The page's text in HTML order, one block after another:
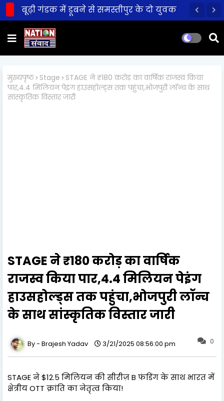
बूढ़ी गंडक में डूबने से समस्तीपुर के दो युवक
मुख्यपृष्ठ Stage
STAGE ने ₹180 करोड़ का वार्षिक राजस्व किया
पार,4.4 मिलियन पेइंग हाउसहोल्ड्स तक पहुंचा,भोजपुरी लॉन्च के साथ
सांस्कृतिक विस्तार जारी
STAGE ने ₹180 करोड़ का वार्षिक
राजस्व किया पार,4.4 मिलियन पेइंग
हाउसहोल्ड्स तक पहुंचा,भोजपुरी लॉन्च
के साथ सांस्कृतिक विस्तार जारी
0
Brajesh Yadav 3/21/2025 08:56:00 pm
STAGE ने $12.5 मिलियन की सीरीज़ B फंडिंग के साथ भारत में
क्षेत्रीय OTT क्रांति का नेतृत्व किया!